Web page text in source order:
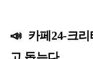
📣 카페24-크리